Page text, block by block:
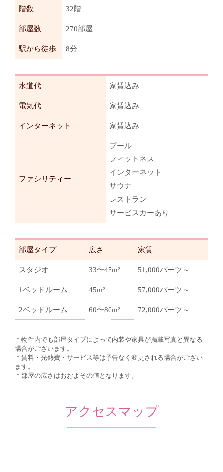
階数 32階
部屋数 270部屋
駅から徒歩 8分
水道代 家賃込み
電気代 家賃込み
インターネット 家賃込み
ファシリティー
プール
フィットネス
インターネット
サウナ
レストラン
サービスカーあり
部屋タイプ 広さ 家賃
スタジオ 33〜45m² 51,000バーツ～
1ベッドルーム 45m² 57,000バーツ～
2ベッドルーム 60〜80m² 72,000バーツ～
＊物件内でも部屋タイプによって内装や家具が掲載写真と異なる
場合がございます。
＊賃料・光熱費・サービス等は予告なく変更される場合がござい
ます。
＊部屋の広さはおおよその値となります。
アクセスマップ